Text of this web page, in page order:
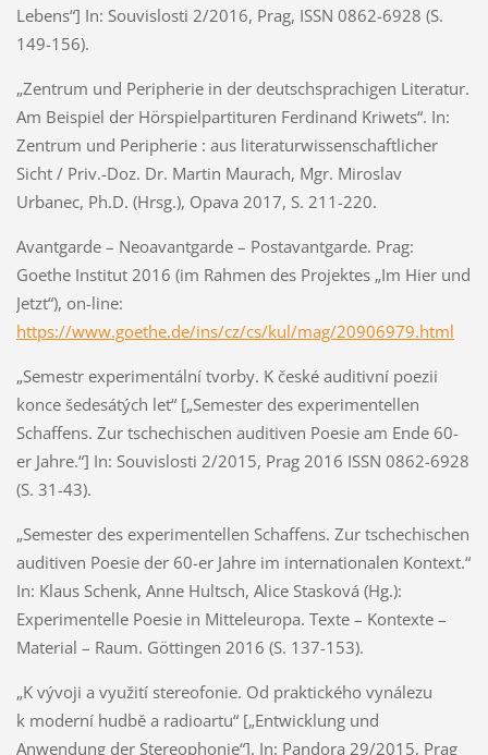
Lebens“] In: Souvislosti 2/2016, Prag, ISSN 0862-6928 (S.
149-156).
„Zentrum und Peripherie in der deutschsprachigen Literatur.
Am Beispiel der Hörspielpartituren Ferdinand Kriwets“. In:
Zentrum und Peripherie : aus literaturwissenschaftlicher
Sicht / Priv.-Doz. Dr. Martin Maurach, Mgr. Miroslav
Urbanec, Ph.D. (Hrsg.), Opava 2017, S. 211-220.
Avantgarde – Neoavantgarde – Postavantgarde. Prag:
Goethe Institut 2016 (im Rahmen des Projektes „Im Hier und
Jetzt“), on-line:
https://www.goethe.de/ins/cz/cs/kul/mag/20906979.html
„Semestr experimentální tvorby. K české auditivní poezii
konce šedesátých let“ [„Semester des experimentellen
Schaffens. Zur tschechischen auditiven Poesie am Ende 60-
er Jahre.“] In: Souvislosti 2/2015, Prag 2016 ISSN 0862-6928
(S. 31-43).
„Semester des experimentellen Schaffens. Zur tschechischen
auditiven Poesie der 60-er Jahre im internationalen Kontext.“
In: Klaus Schenk, Anne Hultsch, Alice Stasková (Hg.):
Experimentelle Poesie in Mitteleuropa. Texte – Kontexte –
Material – Raum. Göttingen 2016 (S. 137-153).
„K vývoji a využití stereofonie. Od praktického vynálezu
k moderní hudbě a radioartu“ [„Entwicklung und
Anwendung der Stereophonie“]. In: Pandora 29/2015, Prag